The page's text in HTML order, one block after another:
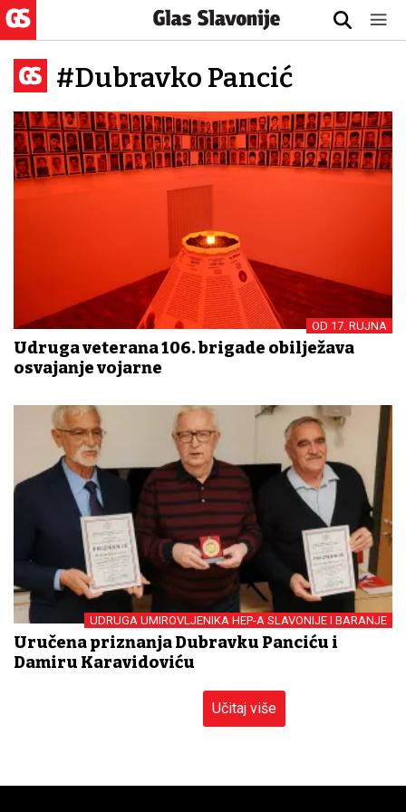
#Dubravko Pancić
OD 17. RUJNA
Udruga veterana 106. brigade obilježava
osvajanje vojarne
UDRUGA UMIROVLJENIKA HEP-A SLAVONIJE I BARANJE
Uručena priznanja Dubravku Panciću i
Damiru Karavidoviću
Učitaj više